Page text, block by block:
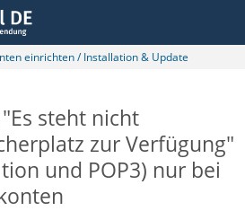
einrichten / Installation & Update
steht nicht
zur Verfügung"
und POP3) nur bei